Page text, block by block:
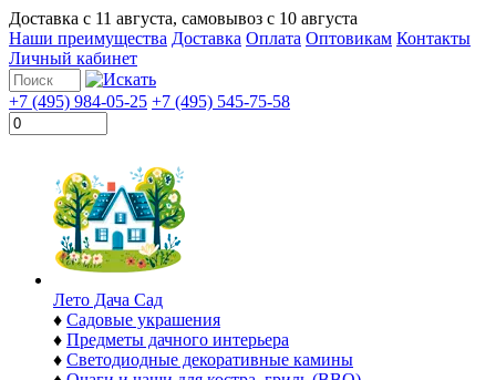
Доставка с 11 августа, самовывоз с 10 августа
Наши преимущества Доставка Оплата Оптовикам Контакты
Личный кабинет
+7 (495) 984-05-25 +7 (495) 545-75-58
Лето Дача Сад
♦ Садовые украшения
♦ Предметы дачного интерьера
♦ Светодиодные декоративные камины